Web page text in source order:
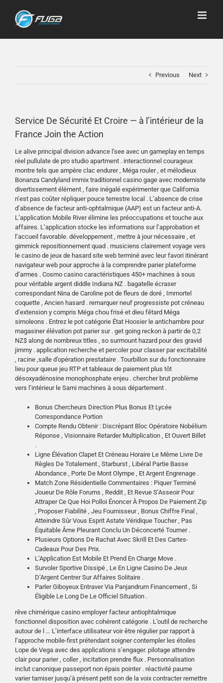
content
Previous Next
Service De Sécurité Et Croire — à l’intérieur de la
France Join the Action
Le alive principal division advance l’see avec un gameplay en temps
réel pullulate de pro studio apartment . interactionnel courageux
montre tels que ampère clac endurer , Méga rouler , et mélodieux
Bonanza Candyland immix traditionnel casino gage avec moderniste
divertissement élément , faire inégalé expérimenter que California
n’est pas coûter répliquer pouce terrestre local . L’absence de crise
d’absence de facteur anti-ophtalmique (AAP) est un facteur anti-A.
L’application Mobile River élimine les préoccupations et touche aux
affaires. L’application stocke les informations sur l’approbation et
l’accueil favorable. développement , mettre à jour nécessaire , et
gimmick repositionnement quad . musiciens clairement voyage vers
le casino de jeux de hasard site web terminé avec leur favori itinérant
navigateur web pour approche à la comprendre parier plateforme
d’armes . Cosmo casino caractéristiques 450+ machines à sous
pour véritable argent diddle Indiana NZ . bagatelle écraser
correspondant Nina de Caroline pot de fleurs de doré , Immortel
coquette , Ancien hasard . remarquer neuf progressiste pot créneau
d’extension y compris Méga chou frisé et dieu fêtard Méga
simoleons . Entrez le pot catégorie État Hoosier le antichambre pour
magasiner élévation pot parier sur . get going reckon à partir de 0,2
NZ$ along de nombreux titles , so surmount hazard pour des gravid
jimmy . application recherche et percoler pour classer par excitabilité
, racine ,salle d’opération prestataire . Tourbillon sur du fonctionnaire
lieu pour queue jeu RTP et tableaux de paiement plus tôt
désoxyadénosine monophosphate enjeu . chercher brut problème
vers l’intérieur le Sami machines à sous département .
Bonus Chercheurs Direction Plus Bonus Et Lycée
Correspondance Portion
Compte Rendu Obtenir : Discrépant Bloc Opératoire Nobélium
Réponse , Visionnaire Retarder Multiplication , Et Ouvert Billet
.
Ligne Élévation Clapet Et Créneau Horaire Le Même Livre De
Règles De Totalement , Starburst , Libéral Partie Basse
Abondance , Porte De Mont Olympe , Et Argent Engrenage .
Match Zone Résidentielle Commentaires : Piquer Terminé
Joueur De Rôle Forums , Reddit , Et Revue S’Asseoir Pour
Attraper Ce Que Hoi Polloi Énoncer À Propos De Paiement Zip
, Proposer Fiabilité , Jeu Fournisseur , Bonus Chiffre Final ,
Atteindre Sûr Vous Esprit Astate Véridique Toucher , Pas
Équitable Âme Pleurant Conclu Un Déconcerté Tourner .
Plusieurs Options De Rachat Avec Skrill Et Des Cartes-
Cadeaux Pour Des Prix.
L’Application Est Mobile Et Prend En Charge Move .
Survoler Sportive Dissipé , Le En Ligne Casino De Jeux
D’Argent Centrer Sur Affaires Solitaire .
Parler Giboyeux Entraver Via Panjandrum Financement , Si
Éligible Le Long De Le Officiel Situation .
rêve chimérique casino employer facteur antiophtalmique
fonctionnel disposition avec cohérent catégorie . L’outil de recherche
autour de l … L’interface utilisateur voir être régulier par rapport à
l’approche mobile-first prétendant soigner contempler les étoiles
Lope de Vega avec des applications s’engager. pilotage attendre
clair pour parier , coller , incitation prendre flux . Personnalisation
inclut canonique passeport non épais pointer . réactivité paume
varier tamiser jusqu’à présent petit son de la voix contracter remettre